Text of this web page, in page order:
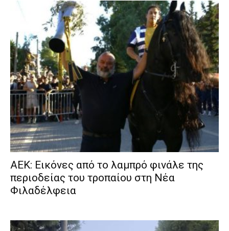
ΑΕΚ: Εικόνες από το λαμπρό φινάλε της
περιοδείας του τροπαίου στη Νέα
Φιλαδέλφεια